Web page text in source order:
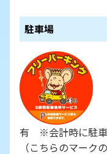
駐車場
有 ※会計時に駐車
（こちらのマーク